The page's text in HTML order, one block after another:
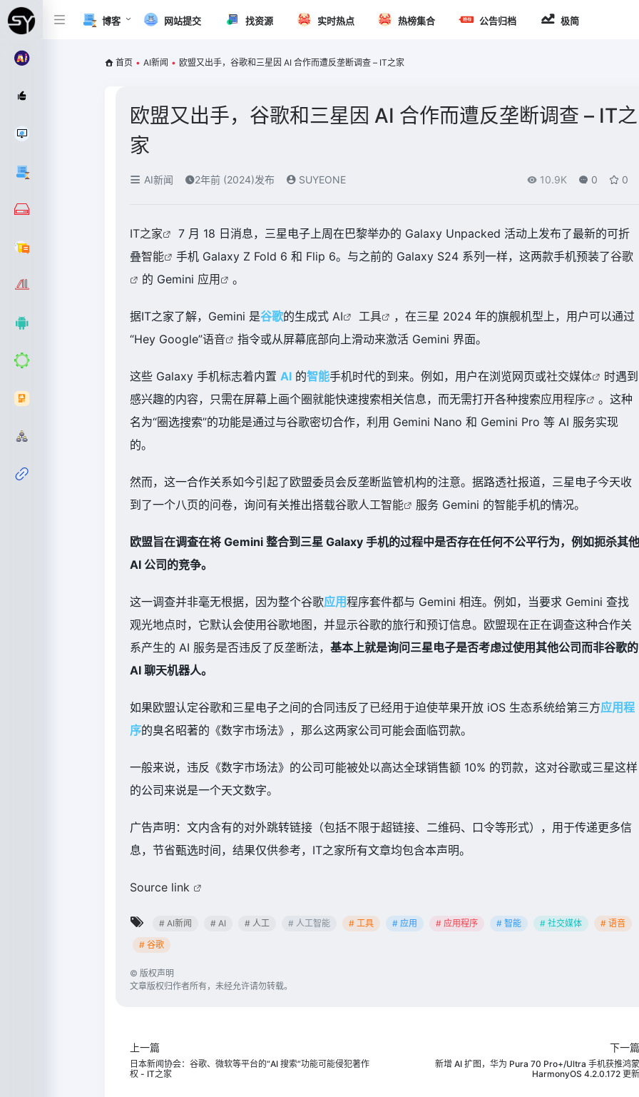
博客 网站提交 找资源 实时热点 热榜集合 公告归档 极简
首页 • AI新闻 • 欧盟又出手，谷歌和三星因 AI 合作而遭反垄断调查 – IT之家
欧盟又出手，谷歌和三星因 AI 合作而遭反垄断调查 – IT之
家
AI新闻 2年前 (2024)发布 SUYEONE 10.9K 0 0
IT之家
7 月 18 日消息，三星电子上周在巴黎举办的 Galaxy Unpacked 活动上发布了最新的可折
叠智能 手机 Galaxy Z Fold 6 和 Flip 6。与之前的 Galaxy S24 系列一样，这两款手机预装了谷歌
的 Gemini 应用 。
据IT之家了解，Gemini 是谷歌的生成式 AI 工具
，在三星 2024 年的旗舰机型上，用户可以通过
“Hey Google”语音 指令或从屏幕底部向上滑动来激活 Gemini 界面。
这些 Galaxy 手机标志着内置 AI 的智能手机时代的到来。例如，用户在浏览网页或社交媒体
时遇到
感兴趣的内容，只需在屏幕上画个圈就能快速搜索相关信息，而无需打开各种搜索应用程序
。这种
名为“圈选搜索”的功能是通过与谷歌密切合作，利用 Gemini Nano 和 Gemini Pro 等 AI 服务实现
的。
然而，这一合作关系如今引起了欧盟委员会反垄断监管机构的注意。据路透社报道，三星电子今天收
到了一个八页的问卷，询问有关推出搭载谷歌人工智能 服务 Gemini 的智能手机的情况。
欧盟旨在调查在将 Gemini 整合到三星 Galaxy 手机的过程中是否存在任何不公平行为，例如扼杀其他
AI 公司的竞争。
这一调查并非毫无根据，因为整个谷歌应用程序套件都与 Gemini 相连。例如，当要求 Gemini 查找
观光地点时，它默认会使用谷歌地图，并显示谷歌的旅行和预订信息。欧盟现在正在调查这种合作关
系产生的 AI 服务是否违反了反垄断法， 基本上就是询问三星电子是否考虑过使用其他公司而非谷歌的
AI 聊天机器人。
如果欧盟认定谷歌和三星电子之间的合同违反了已经用于迫使苹果开放 iOS 生态系统给第三方应用程
序的臭名昭著的《数字市场法》，那么这两家公司可能会面临罚款。
一般来说，违反《数字市场法》的公司可能被处以高达全球销售额 10% 的罚款，这对谷歌或三星这样
的公司来说是一个天文数字。
广告声明：文内含有的对外跳转链接（包括不限于超链接、二维码、口令等形式），用于传递更多信
息，节省甄选时间，结果仅供参考，IT之家所有文章均包含本声明。
Source link
# AI新闻 # AI # 人工 # 人工智能 # 工具 # 应用 # 应用程序 # 智能 # 社交媒体
# 语音
# 谷歌
© 版权声明
文章版权归作者所有，未经允许请勿转载。
上一篇
日本新闻协会：谷歌、微软等平台的“AI 搜索”功能可能侵犯著作
权 - IT之家
下一篇
新增 AI 扩图，华为 Pura 70 Pro+/Ultra 手机获推鸿蒙
HarmonyOS 4.2.0.172 更新